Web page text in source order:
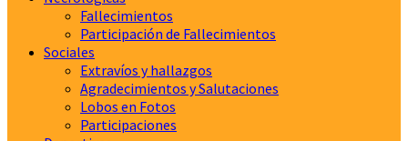
Fallecimientos
Participación de Fallecimientos
Sociales
Extravíos y hallazgos
Agradecimientos y Salutaciones
Lobos en Fotos
Participaciones